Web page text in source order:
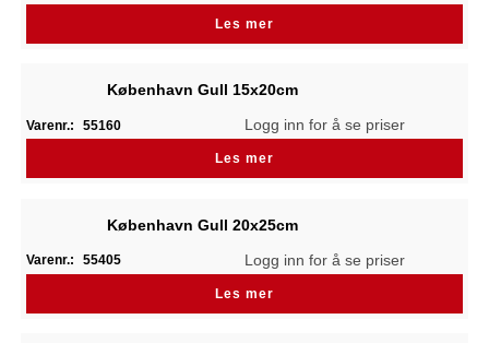
Les mer
København Gull 15x20cm
Varenr.: 55160 Logg inn for å se priser
Les mer
København Gull 20x25cm
Varenr.: 55405 Logg inn for å se priser
Les mer